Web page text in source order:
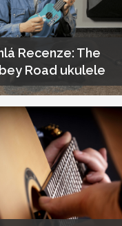
Recenze: The
Road ukulele